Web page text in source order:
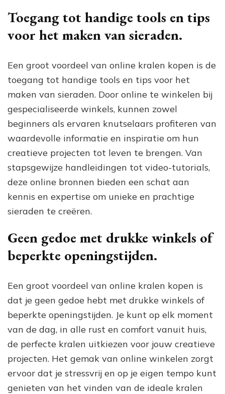
Toegang tot handige tools en tips
voor het maken van sieraden.
Een groot voordeel van online kralen kopen is de
toegang tot handige tools en tips voor het
maken van sieraden. Door online te winkelen bij
gespecialiseerde winkels, kunnen zowel
beginners als ervaren knutselaars profiteren van
waardevolle informatie en inspiratie om hun
creatieve projecten tot leven te brengen. Van
stapsgewijze handleidingen tot video-tutorials,
deze online bronnen bieden een schat aan
kennis en expertise om unieke en prachtige
sieraden te creëren.
Geen gedoe met drukke winkels of
beperkte openingstijden.
Een groot voordeel van online kralen kopen is
dat je geen gedoe hebt met drukke winkels of
beperkte openingstijden. Je kunt op elk moment
van de dag, in alle rust en comfort vanuit huis,
de perfecte kralen uitkiezen voor jouw creatieve
projecten. Het gemak van online winkelen zorgt
ervoor dat je stressvrij en op je eigen tempo kunt
genieten van het vinden van de ideale kralen